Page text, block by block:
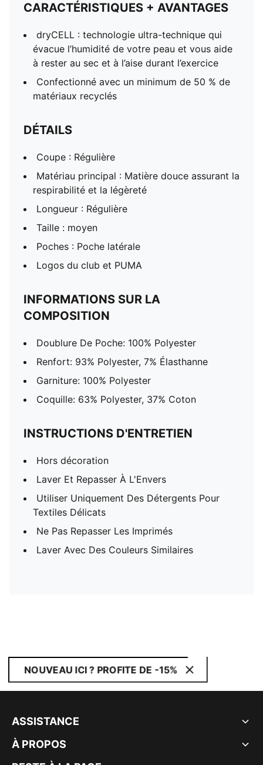
CARACTÉRISTIQUES + AVANTAGES
dryCELL : technologie ultra-technique qui
évacue l’humidité de votre peau et vous aide
à rester au sec et à l’aise durant l’exercice
Confectionné avec un minimum de 50 % de
matériaux recyclés
DÉTAILS
Coupe : Régulière
Matériau principal : Matière douce assurant la
respirabilité et la légèreté
Longueur : Régulière
Taille : moyen
Poches : Poche latérale
Logos du club et PUMA
INFORMATIONS SUR LA
COMPOSITION
Doublure De Poche: 100% Polyester
Renfort: 93% Polyester, 7% Élasthanne
Garniture: 100% Polyester
Coquille: 63% Polyester, 37% Coton
INSTRUCTIONS D'ENTRETIEN
Hors décoration
Laver Et Repasser À L'Envers
Utiliser Uniquement Des Détergents Pour
Textiles Délicats
Ne Pas Repasser Les Imprimés
Laver Avec Des Couleurs Similaires
NOUVEAU ICI ? PROFITE DE -15%
ASSISTANCE
À PROPOS